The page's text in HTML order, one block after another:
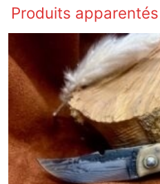
Produits apparentés